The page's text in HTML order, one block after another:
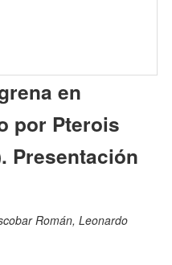
en
por Pterois
Presentación
Román, Leonardo